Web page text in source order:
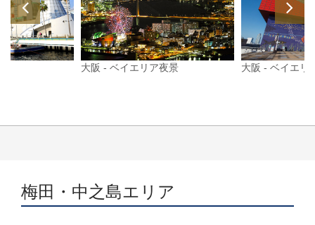
大阪 - ベイエリア夜景 大阪 - ベイエリ
梅田・中之島エリア